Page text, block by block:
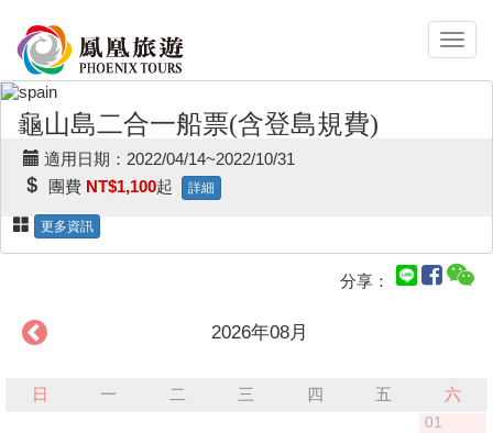
龜山島二合一船票(含登島規費)
適用日期：2022/04/14~2022/10/31
團費 NT$1,100起 詳細
更多資訊
分享：
2026年08月
日 一 二 三 四 五 六
01